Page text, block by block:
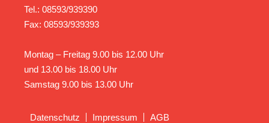
Tel.: 08593/939390
Fax: 08593/939393
Montag – Freitag 9.00 bis 12.00 Uhr
und 13.00 bis 18.00 Uhr
Samstag 9.00 bis 13.00 Uhr
Datenschutz Impressum AGB